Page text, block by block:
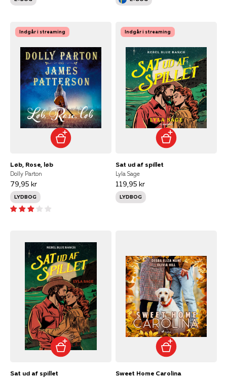
Indgår i streaming
Løb, Rose, løb
Dolly Parton
79,95 kr
LYDBOG
Indgår i streaming
Sat ud af spillet
Lyla Sage
119,95 kr
LYDBOG
Sat ud af spillet Sweet Home Carolina